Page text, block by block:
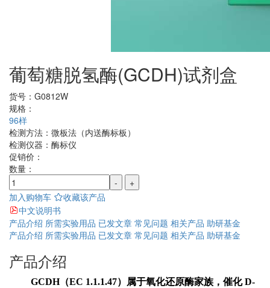
葡萄糖脱氢酶(GCDH)试剂盒
货号： G0812W
规格：
96样
检测方法： 微板法（内送酶标板）
检测仪器： 酶标仪
促销价：
数量：
-
+
加入购物车
收藏该产品
中文说明书
产品介绍 所需实验用品 已发文章 常见问题 相关产品 助研基金
产品介绍 所需实验用品 已发文章 常见问题 相关产品 助研基金
产品介绍
GCDH（EC 1.1.1.47）属于氧化还原酶家族，催化D-